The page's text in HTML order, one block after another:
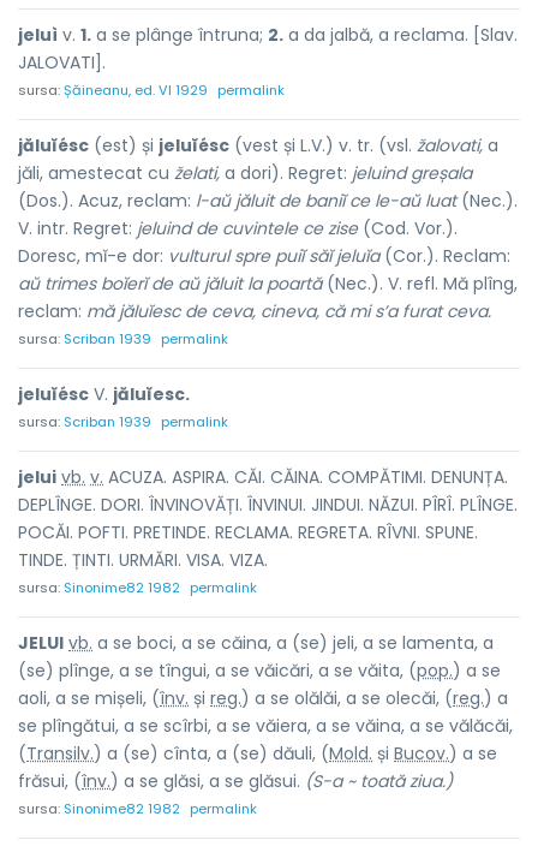
jeluì v. 1. a se plânge întruna; 2. a da jalbă, a reclama. [Slav.
JALOVATI].
sursa:Șăineanu, ed. VI 1929 permalink
jăluĭésc (est) și jeluĭésc (vest și L.V.) v. tr. (vsl. žalovati, a
jăli, amestecat cu želati, a dori). Regret: jeluind greșala
(Dos.). Acuz, reclam: l-aŭ jăluit de baniĭ ce le-aŭ luat(Nec.).
V. intr. Regret: jeluind de cuvintele ce zise(Cod. Vor.).
Doresc, mĭ-e dor: vulturul spre puiĭ săĭ jeluĭa(Cor.). Reclam:
aŭ trimes boĭerĭ de aŭ jăluit la poartă(Nec.). V. refl. Mă plîng,
reclam: mă jăluĭesc de ceva, cineva, că mi s’a furat ceva.
sursa: Scriban 1939 permalink
jeluĭésc V. jăluĭesc.
sursa: Scriban 1939 permalink
jelui vb. v. ACUZA. ASPIRA. CĂI. CĂINA. COMPĂTIMI. DENUNȚA.
DEPLÎNGE. DORI. ÎNVINOVĂȚI. ÎNVINUI. JINDUI. NĂZUI. PÎRÎ. PLÎNGE.
POCĂI. POFTI. PRETINDE. RECLAMA. REGRETA. RÎVNI. SPUNE.
TINDE. ȚINTI. URMĂRI. VISA. VIZA.
sursa: Sinonime82 1982 permalink
JELUI vb. a se boci, a se căina, a (se) jeli, a se lamenta, a
(se) plînge, a se tîngui, a se văicări, a se văita, (pop.) a se
aoli, a se mișeli, (înv. și reg.) a se olălăi, a se olecăi, (reg.) a
se plîngătui, a se scîrbi, a se văiera, a se văina, a se vălăcăi,
(Transilv.) a (se) cînta, a (se) dăuli, (Mold. și Bucov.) a se
frăsui, (înv.) a se glăsi, a se glăsui. (S-a ~ toată ziua.)
sursa: Sinonime82 1982 permalink